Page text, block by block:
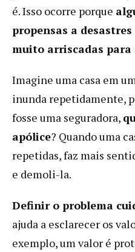
é. Isso ocorre porque
propensas a
muito arriscadas para
Imagine uma casa em
inunda repetidamente,
fosse uma seguradora,
apólice? Quando uma
repetidas, faz mais
e demoli-la.
Definir o problema
ajuda a esclarecer os
exemplo, um valor é